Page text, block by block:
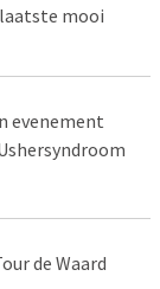
mooi
evenement
de Waard